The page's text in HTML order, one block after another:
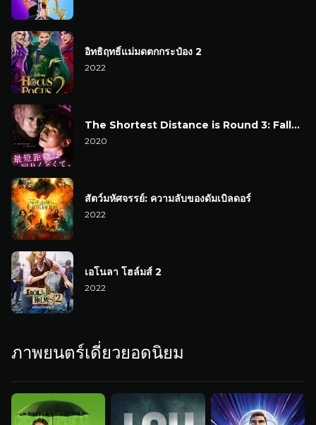
อิทธิฤทธิ์แม่มดตกกระป๋อง 2
2022
The Shortest Distance is Round 3: Fallen Flowers
2020
สัตว์มหัศจรรย์: ความลับของดัมเบิลดอร์
2022
เอโนลา โฮล์มส์ 2
2022
ภาพยนตร์เดี่ยวยอดนิยม